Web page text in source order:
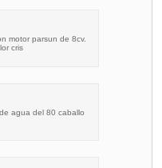
motor parsun de 8cv.
cris
agua del 80 caballo